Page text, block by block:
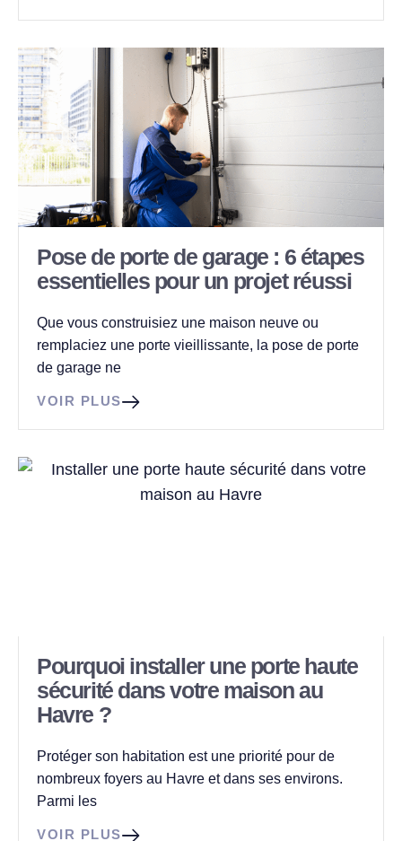
Pose de porte de garage : 6 étapes
essentielles pour un projet réussi
Que vous construisiez une maison neuve ou
remplaciez une porte vieillissante, la pose de porte
de garage ne
VOIR PLUS
Pourquoi installer une porte haute
sécurité dans votre maison au
Havre ?
Protéger son habitation est une priorité pour de
nombreux foyers au Havre et dans ses environs.
Parmi les
VOIR PLUS